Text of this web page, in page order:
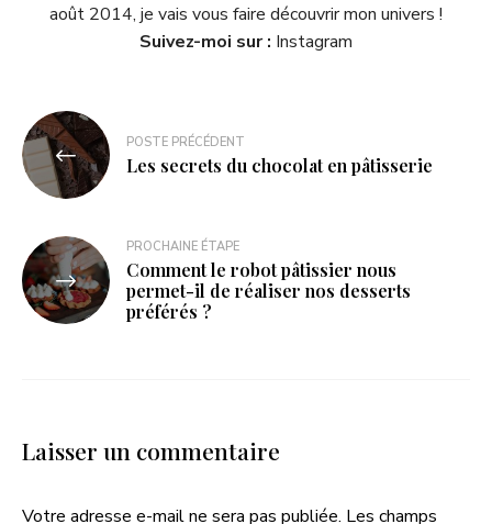
août 2014, je vais vous faire découvrir mon univers !
Suivez-moi sur : Instagram
POSTE PRÉCÉDENT
Les secrets du chocolat en pâtisserie
PROCHAINE ÉTAPE
Comment le robot pâtissier nous
permet-il de réaliser nos desserts
préférés ?
Laisser un commentaire
Votre adresse e-mail ne sera pas publiée. Les champs